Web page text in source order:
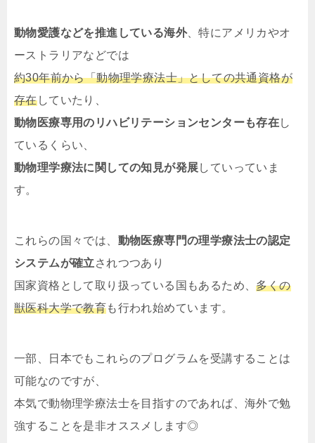
動物愛護などを推進している海外、特にアメリカやオ
ーストラリアなどでは
約30年前から「動物理学療法士」としての共通資格が
存在していたり、
動物医療専用のリハビリテーションセンターも存在し
ているくらい、
動物理学療法に関しての知見が発展していっていま
す。
これらの国々では、 動物医療専門の理学療法士の認定
システムが確立 されつつあり
国家資格として取り扱っている国もあるため、多くの
獣医科大学で教育も行われ始めています。
一部、日本でもこれらのプログラムを受講することは
可能なのですが、
本気で動物理学療法士を目指すのであれば、海外で勉
強することを是非オススメします◎